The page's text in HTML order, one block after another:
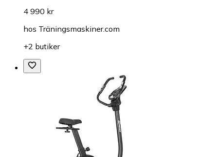
4 990 kr
hos Träningsmaskiner.com
+2 butiker